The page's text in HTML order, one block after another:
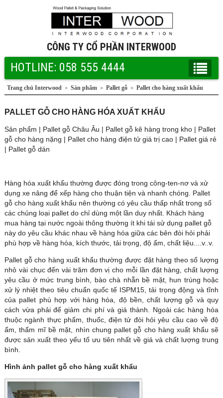
CÔNG TY CỔ PHẦN INTERWOOD
HOTLINE: 058 555 4444
Trang chủ Interwood > Sản phẩm> Pallet gỗ> Pallet cho hàng xuất khẩu
PALLET GỖ CHO HÀNG HÓA XUẤT KHẨU
Sản phẩm | Pallet gỗ Châu Âu | Pallet gỗ kê hàng trong kho| Pallet
gỗ cho hàng nặng | Pallet cho hàng điện tử giá trị cao| Pallet giá rẻ
| Pallet gỗ dán
Hàng hóa xuất khẩu thường được đóng trong công-ten-nơ và xử
dụng xe nâng để xếp hàng cho thuận tiện và nhanh chóng. Pallet
gỗ cho hàng xuất khẩu nên thường có yêu cầu thấp nhất trong số
các chủng loại pallet do chỉ dùng một lần duy nhất. Khách hàng
mua hàng tại nước ngoài thông thường ít khi tái sử dụng pallet gỗ
này do yêu cầu khác nhau về hàng hóa giữa các bên đòi hỏi phải
phù hợp về hàng hóa, kích thước, tải trọng, độ ẩm, chất liệu....v..v.
Pallet gỗ cho hàng xuất khẩu thường được đặt hàng theo số lượng
nhỏ vài chục đến vài trăm đơn vị cho mỗi lần đặt hàng, chất lượng
yêu cầu ở mức trung bình, bào chà nhẵn bề mặt, hun trùng hoặc
xử lý nhiệt theo tiêu chuẩn quốc tế ISPM15, tải trọng động và tĩnh
của pallet phù hợp với hàng hóa, độ bền, chất lượng gỗ và quy
cách vừa phải để giảm chi phí và giá thành. Ngoài các hàng hóa
thuộc ngành thực phẩm, thuốc, điện tử đòi hỏi yêu cầu cao về độ
ẩm, thẩm mĩ bề mặt, nhìn chung pallet gỗ cho hàng xuất khẩu sẽ
được sản xuất theo yếu tố ưu tiên nhất về giá và chất lượng trung
bình.
Hình ảnh pallet gỗ cho hàng xuất khẩu